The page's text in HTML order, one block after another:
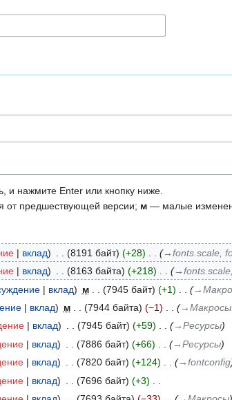
и нажмите Enter или кнопку ниже.
от предшествующей версии; м — малые
вклад 8191 байт +28
→‎fonts.scale,
вклад 8163 байта +218
вклад м 7945 байт +1
вклад м 7944 байта −1 →‎Макросы
вклад 7945 байт +59
→‎Ресурсы
вклад 7886 байт +66
→‎Ресурсы
вклад 7820 байт +124
→‎fontconfig
вклад 7696 байт +3